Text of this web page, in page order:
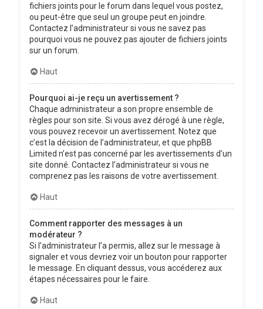
fichiers joints pour le forum dans lequel vous postez,
ou peut-être que seul un groupe peut en joindre.
Contactez l’administrateur si vous ne savez pas
pourquoi vous ne pouvez pas ajouter de fichiers joints
sur un forum.
Haut
Pourquoi ai-je reçu un avertissement ?
Chaque administrateur a son propre ensemble de
règles pour son site. Si vous avez dérogé à une règle,
vous pouvez recevoir un avertissement. Notez que
c’est la décision de l’administrateur, et que phpBB
Limited n’est pas concerné par les avertissements d’un
site donné. Contactez l’administrateur si vous ne
comprenez pas les raisons de votre avertissement.
Haut
Comment rapporter des messages à un
modérateur ?
Si l’administrateur l’a permis, allez sur le message à
signaler et vous devriez voir un bouton pour rapporter
le message. En cliquant dessus, vous accéderez aux
étapes nécessaires pour le faire.
Haut